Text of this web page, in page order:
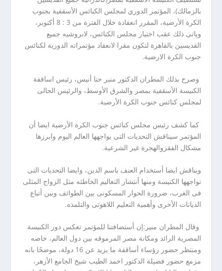
بالزمالك)، المؤتمر الدوري لمجلس الكنائس الأسقفية بجنوب
الكرة الأرضية، المقرر انعقادة خلال الفترة من 3 : 8 أكتوبر،
وياتى ذلك عقب اختيار مجلس الكنائس، لابروشيه جميع
القديسين بالقاهرة لتكون مقرا لانعقاد مؤتمراته الدورية لكنائس
جنوب الكرة الارضية.
وصرح بذلك المطران الدكتور منير حنا أنيس، رئيس اساقفة
الكنيسة الأسقفية بمصر والشرق الأوسط، والرئيس الحالى
لمجلس كنائس جنوب الكرة الأرضية.
كما كشف رئيس مجلس كنائس جنوب الكرة الأرضية ايضا أن
المؤتمر سيناقش التحديات التى يواجهها العالم اليوم وابرزها
مشكال الفقروالهجرة غير الشرعية.
ويناقش ايضا أستخدام العنف باسم الدين، وايضا التحديات التى
تواجهها الكنيسة ومنها أنتشار التعاليم الخاطئه مثل الزواج المثلى
فى الغرب، ضرورة الحوار المسكونى بين الطوائف وبين أتباع
الديانات الأخرى وأهمية التعليم اللاهوتى والتلمذه.
وقال المطران منير:إن أستضافتنا للمؤتمر تعكس دور الكنيسة
المصرية الرائد ومكانة مصر المرموقه بين دول العالم، خاصه
ومنتظر حضور رؤساء أساقفة ما يزيد عن 16 دولة، موضحًا بانه
مزمع حضور فضيلة الدكتور احمد الطيب شيخ الجامع الأزهر،